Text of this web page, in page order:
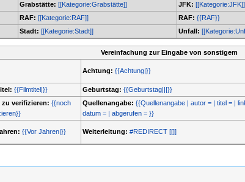
Grabstätte: [[Kategorie:Grabstätte]] JFK: [[Kategorie:JFK]]
RAF: [[Kategorie:RAF]] RAF: {{RAF}}
Stadt: [[Kategorie:Stadt]] Unfall:
Vereinfachung zur Eingabe von sonstigem
Achtung: {{Achtung|}}
{{Filmtitel|}} Geburtstag: {{Geburtstag|||}}
zu verifizieren: {{noch
Quellenangabe: {{Quellenangabe | autor = | titel = |
datum = | abgerufen = }}
{{Vor Jahren|}} Weiterleitung: #REDIRECT [[]]